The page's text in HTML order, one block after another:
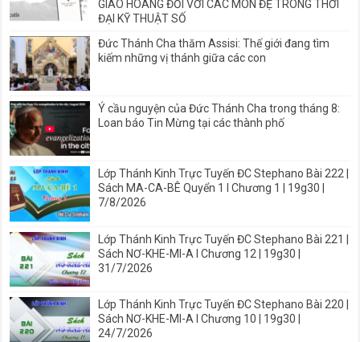
GIÁO HOÀNG ĐỐI VỚI CÁC MÔN ĐỆ TRONG THỜI
ĐẠI KỸ THUẬT SỐ
Đức Thánh Cha thăm Assisi: Thế giới đang tìm
kiếm những vị thánh giữa các con
Ý cầu nguyện của Đức Thánh Cha trong tháng 8:
Loan báo Tin Mừng tại các thành phố
Lớp Thánh Kinh Trực Tuyến ĐC Stephano Bài 222 |
Sách MA-CA-BÊ Quyển 1 I Chương 1 | 19g30 |
7/8/2026
Lớp Thánh Kinh Trực Tuyến ĐC Stephano Bài 221 |
Sách NƠ-KHE-MI-A I Chương 12 | 19g30 |
31/7/2026
Lớp Thánh Kinh Trực Tuyến ĐC Stephano Bài 220 |
Sách NƠ-KHE-MI-A I Chương 10 | 19g30 |
24/7/2026